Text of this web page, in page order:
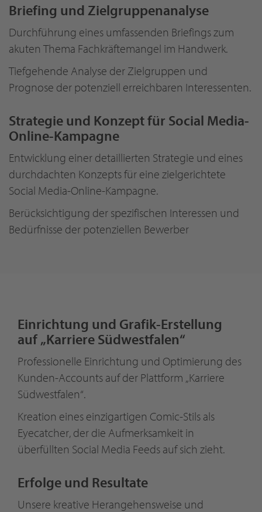
Briefing und Zielgruppenanalyse
Durchführung eines umfassenden Briefings zum
akuten Thema Fachkräftemangel im Handwerk.
Tiefgehende Analyse der Zielgruppen und
Prognose der potenziell erreichbaren Interessenten.
Strategie und Konzept für Social Media-
Online-Kampagne
Entwicklung einer detaillierten Strategie und eines
durchdachten Konzepts für eine zielgerichtete
Social Media-Online-Kampagne.
Berücksichtigung der spezifischen Interessen und
Bedürfnisse der potenziellen Bewerber
Einrichtung und Grafik-Erstellung
auf „Karriere Südwestfalen“
Professionelle Einrichtung und Optimierung des
Kunden-Accounts auf der Plattform „Karriere
Südwestfalen“.
Kreation eines einzigartigen Comic-Stils als
Eyecatcher, der die Aufmerksamkeit in
überfüllten Social Media Feeds auf sich zieht.
Erfolge und Resultate
Unsere kreative Herangehensweise und